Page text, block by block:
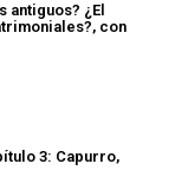
antiguos? ¿El
con
3: Capurro,